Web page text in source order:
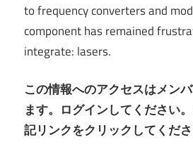
to frequency converters and
component has remained
integrate: lasers.
この情報へのアクセスはメン
ます。ログインしてください
記リンクをクリックしてくださ